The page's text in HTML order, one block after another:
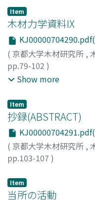
Item
木材力学資料IX
( 京都大学木材研究所 ,
pp.79-102 )
山田, 正; 角谷, 和男
Kazuo
HASEGAWA, Yousaku
Tsutomu
MORI,
オ; ノリモト, ミサト;ノ
オオガマ, トシマサ;ア
Show more
Item
抄録(ABSTRACT)
( 京都大学木材研究所 ,
pp.103-107 )
Item
当所の活動